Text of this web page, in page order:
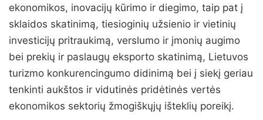
ekonomikos, inovacijų kūrimo ir diegimo, taip pat į
sklaidos skatinimą, tiesioginių užsienio ir vietinių
investicijų pritraukimą, verslumo ir įmonių augimo
bei prekių ir paslaugų eksporto skatinimą, Lietuvos
turizmo konkurencingumo didinimą bei į siekį geriau
tenkinti aukštos ir vidutinės pridėtinės vertės
ekonomikos sektorių žmogiškųjų išteklių poreikį.